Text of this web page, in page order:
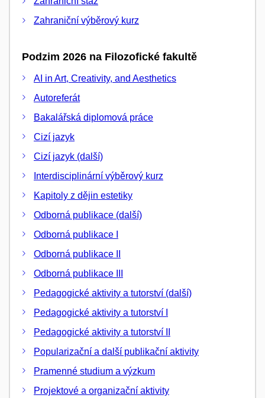
Zahraniční výběrový kurz
Podzim 2026 na Filozofické fakultě
AI in Art, Creativity, and Aesthetics
Autoreferát
Bakalářská diplomová práce
Cizí jazyk
Cizí jazyk (další)
Interdisciplinární výběrový kurz
Kapitoly z dějin estetiky
Odborná publikace (další)
Odborná publikace I
Odborná publikace II
Odborná publikace III
Pedagogické aktivity a tutorství (další)
Pedagogické aktivity a tutorství I
Pedagogické aktivity a tutorství II
Popularizační a další publikační aktivity
Pramenné studium a výzkum
Projektové a organizační aktivity